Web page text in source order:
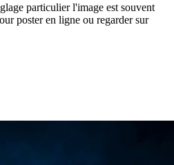
particulier l'image est souvent
poster en ligne ou regarder sur